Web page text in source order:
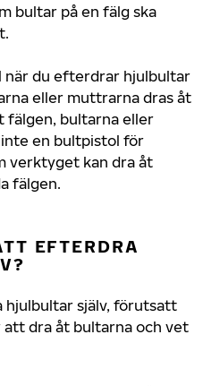
bultar på en fälg ska
när du efterdrar hjulbultar
eller muttrarna dras åt
fälgen, bultarna eller
inte en bultpistol för
verktyget kan dra åt
fälgen.
EFTERDRA
själv, förutsatt
dra åt bultarna och vet